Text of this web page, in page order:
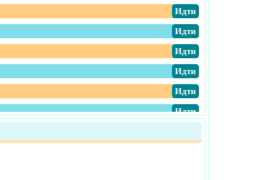
​Идти
​Идти
​Идти
​Идти
​Идти
​Идти